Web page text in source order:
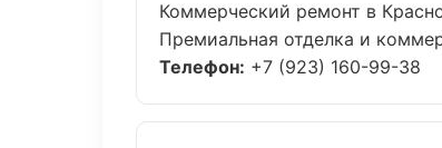
Коммерческий ремонт в
Премиальная отделка и
Телефон: +7 (923) 160-99-38